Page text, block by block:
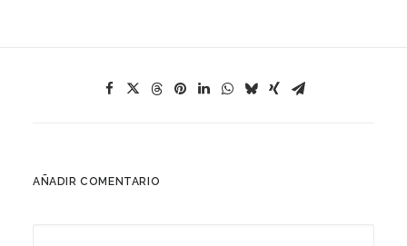
AÑADIR COMENTARIO